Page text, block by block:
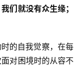
们就没有众生缘；
的自我觉察，在每
对困境时的从容不